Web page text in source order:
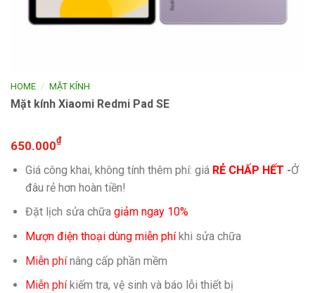
HOME / MẶT KÍNH
Mặt kính Xiaomi Redmi Pad SE
650.000₫
Giá công khai, không tính thêm phí: giá RẺ CHẤP HẾT -Ở
đâu rẻ hơn hoàn tiền!
Đặt lịch sửa chữa giảm ngay 10%
Mượn điện thoại dùng miễn phíkhi sửa chữa
Miễn phínâng cấp phần mềm
Miễn phíkiếm tra, vệ sinh và báo lỗi thiết bị